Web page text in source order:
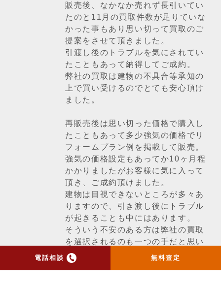
電話相談 無料査定
販売後、なかなか売れず長引いてい
たのと11月の買取件数が足りていな
かった事もあり思い切って買取のご
提案をさせて頂きました。
引渡し後のトラブルを気にされてい
たこともあって納得してご成約。
弊社の買取は建物の不具合等承知の
上で買い受けるのでとても安心頂け
ました。
再販売後は思い切った価格で購入し
たこともあって多少強気の価格でリ
フォームプラン例を掲載して販売。
強気の価格設定もあってか10ヶ月程
かかりましたがお客様に気に入って
頂き、ご成約頂けました。
建物は目視できないところが多々あ
りますので、引き渡し後にトラブル
が起きることも中にはあります。
そういう不安のある方は弊社の買取
を選択されるのも一つの手だと思い
ます。